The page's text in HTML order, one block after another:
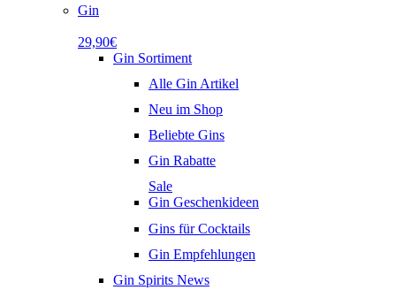
Gin
29,90€
Gin Sortiment
Alle Gin Artikel
Neu im Shop
Beliebte Gins
Gin Rabatte
Sale
Gin Geschenkideen
Gins für Cocktails
Gin Empfehlungen
Gin Spirits News